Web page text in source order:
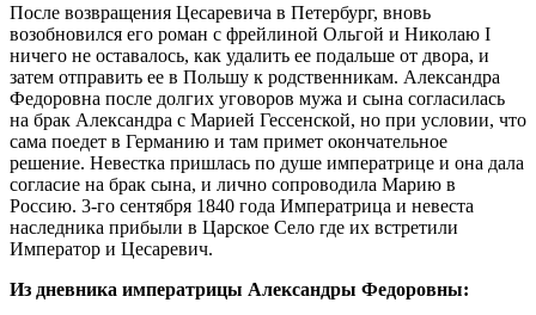
После возвращения Цесаревича в Петербург, вновь
возобновился его роман с фрейлиной Ольгой и Николаю I
ничего не оставалось, как удалить ее подальше от двора, и
затем отправить ее в Польшу к родственникам. Александра
Федоровна после долгих уговоров мужа и сына согласилась
на брак Александра с Марией Гессенской, но при условии, что
сама поедет в Германию и там примет окончательное
решение. Невестка пришлась по душе императрице и она дала
согласие на брак сына, и лично сопроводила Марию в
Россию. 3-го сентября 1840 года Императрица и невеста
наследника прибыли в Царское Село где их встретили
Император и Цесаревич.
Из дневника императрицы Александры Федоровны: